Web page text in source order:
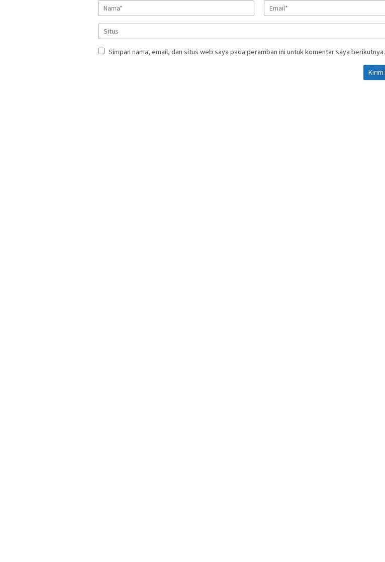
Simpan nama, email, dan situs web saya pada peramban ini untuk komentar saya berikutnya.